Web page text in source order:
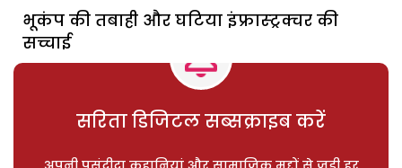
भूकंप की तबाही और घटिया इंफ्रास्ट्रक्चर की
सच्चाई
सरिता डिजिटल सब्सक्राइब करें